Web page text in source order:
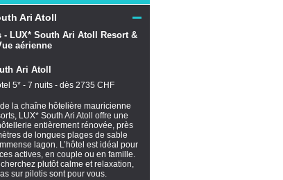
Ari Atoll
Ari Atoll
5* - 7 nuits - dès 2735 CHF
la chaîne hôtelière mauricienne
LUX* South Ari Atoll offre une
entièrement rénovée, près
de longues plages de sable
lagon. L’hôtel est idéal pour
actives, en couple ou en famille.
plutôt calme et relaxation,
sur pilotis sont pour vous.